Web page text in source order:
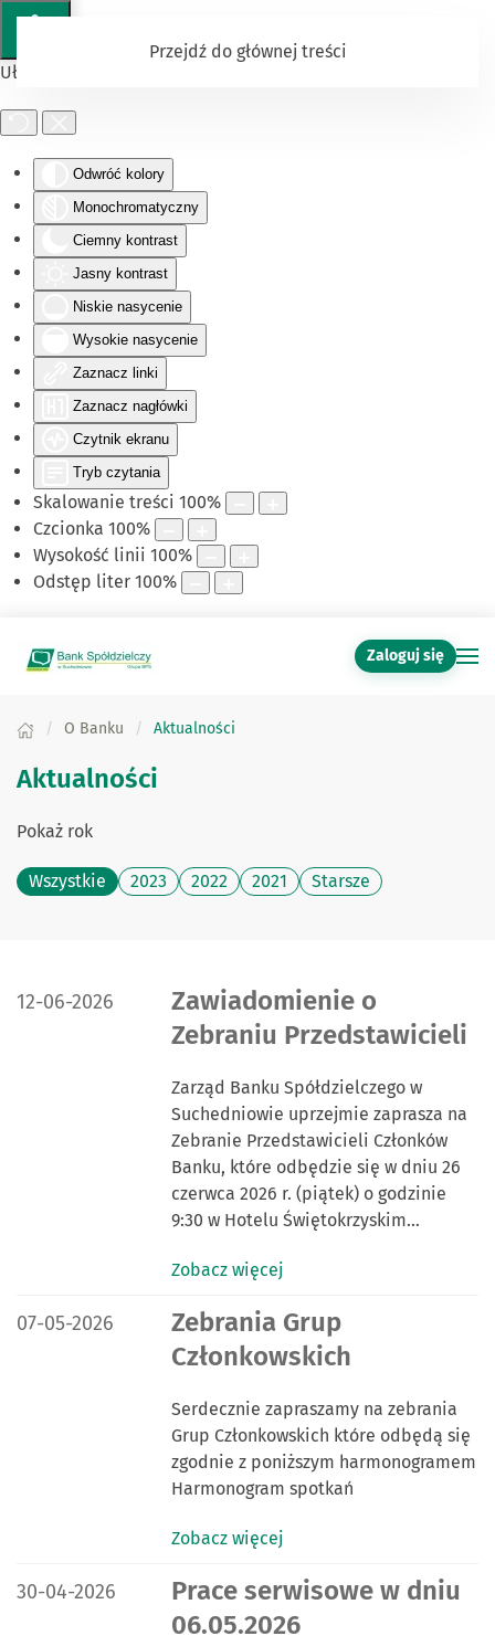
Ułatwienia dostępu
Odwróć kolory
Monochromatyczny
Ciemny kontrast
Jasny kontrast
Niskie nasycenie
Wysokie nasycenie
Zaznacz linki
Zaznacz nagłówki
Czytnik ekranu
Tryb czytania
Skalowanie treści 100%
Czcionka 100%
Wysokość linii 100%
Odstęp liter 100%
Przejdź do głównej treści
Zaloguj się
O Banku Aktualności
Aktualności
Pokaż rok
Wszystkie 2023 2022 2021 Starsze
DATA PUBLIKACJI:
12-06-2026
Zawiadomienie o
Zebraniu Przedstawicieli
Zarząd Banku Spółdzielczego w
Suchedniowie uprzejmie zaprasza na
Zebranie Przedstawicieli Członków
Banku, które odbędzie się w dniu 26
czerwca 2026 r. (piątek) o godzinie
9:30 w Hotelu Świętokrzyskim…
Zobacz więcej
DATA PUBLIKACJI:
07-05-2026
Zebrania Grup
Członkowskich
Serdecznie zapraszamy na zebrania
Grup Członkowskich które odbędą się
zgodnie z poniższym harmonogramem
Harmonogram spotkań
Zobacz więcej
DATA PUBLIKACJI:
30-04-2026
Prace serwisowe w dniu
06.05.2026